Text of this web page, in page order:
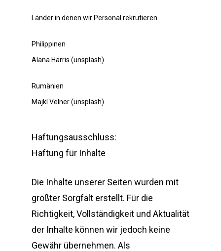
Länder in denen wir Personal rekrutieren
Philippinen
Alana Harris (unsplash)
Rumänien
Majkl Velner (unsplash)
Haftungsausschluss:
Haftung für Inhalte
Die Inhalte unserer Seiten wurden mit
größter Sorgfalt erstellt. Für die
Richtigkeit, Vollständigkeit und Aktualität
der Inhalte können wir jedoch keine
Gewähr übernehmen. Als